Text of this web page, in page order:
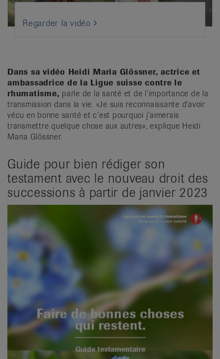
Regarder la vidéo
Dans sa vidéo Heidi Maria Glössner, actrice et
ambassadrice de la Ligue suisse contre le
rhumatisme, parle de la santé et de l’importance de la
transmission dans la vie. «Je suis reconnaissante d’avoir
vécu en bonne santé et c’est pourquoi j’aimerais
transmettre quelque chose aux autres», explique Heidi
Maria Glössner.
Guide pour bien rédiger son
testament avec le nouveau droit des
successions à partir de janvier 2023